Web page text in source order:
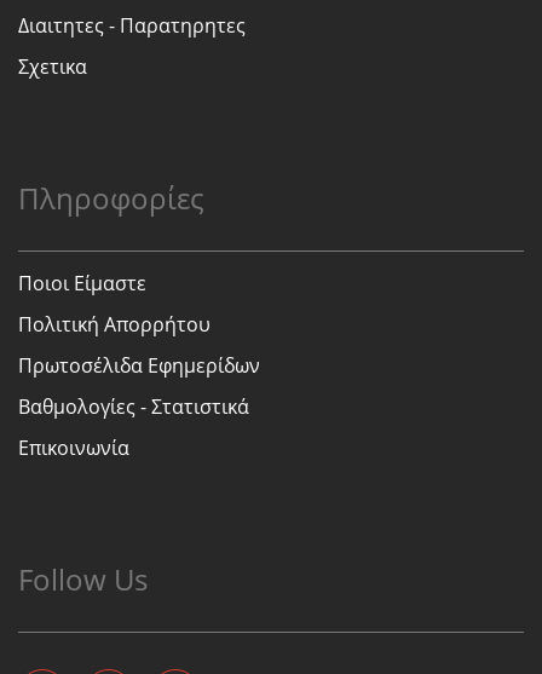
Διαιτητες - Παρατηρητες
Σχετικα
Πληροφορίες
Ποιοι Είμαστε
Πολιτική Απορρήτου
Πρωτοσέλιδα Εφημερίδων
Βαθμολογίες - Στατιστικά
Επικοινωνία
Follow Us